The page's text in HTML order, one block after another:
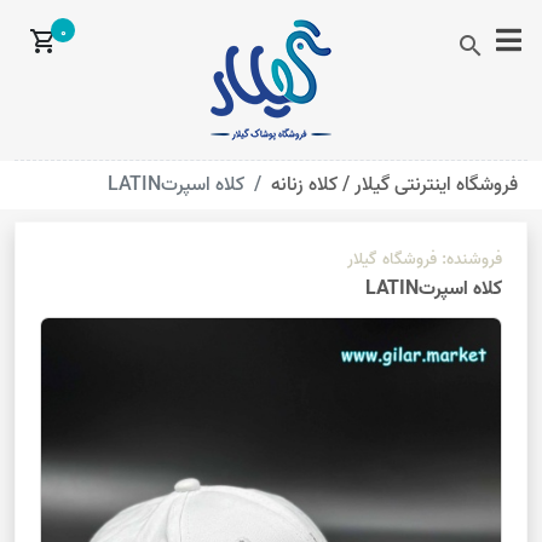
search
shopping_cart0
فروشگاه اینترنتی گیلار /کلاه زنانه کلاه اسپرتLATIN
فروشنده: فروشگاه گیلار
کلاه اسپرتLATIN